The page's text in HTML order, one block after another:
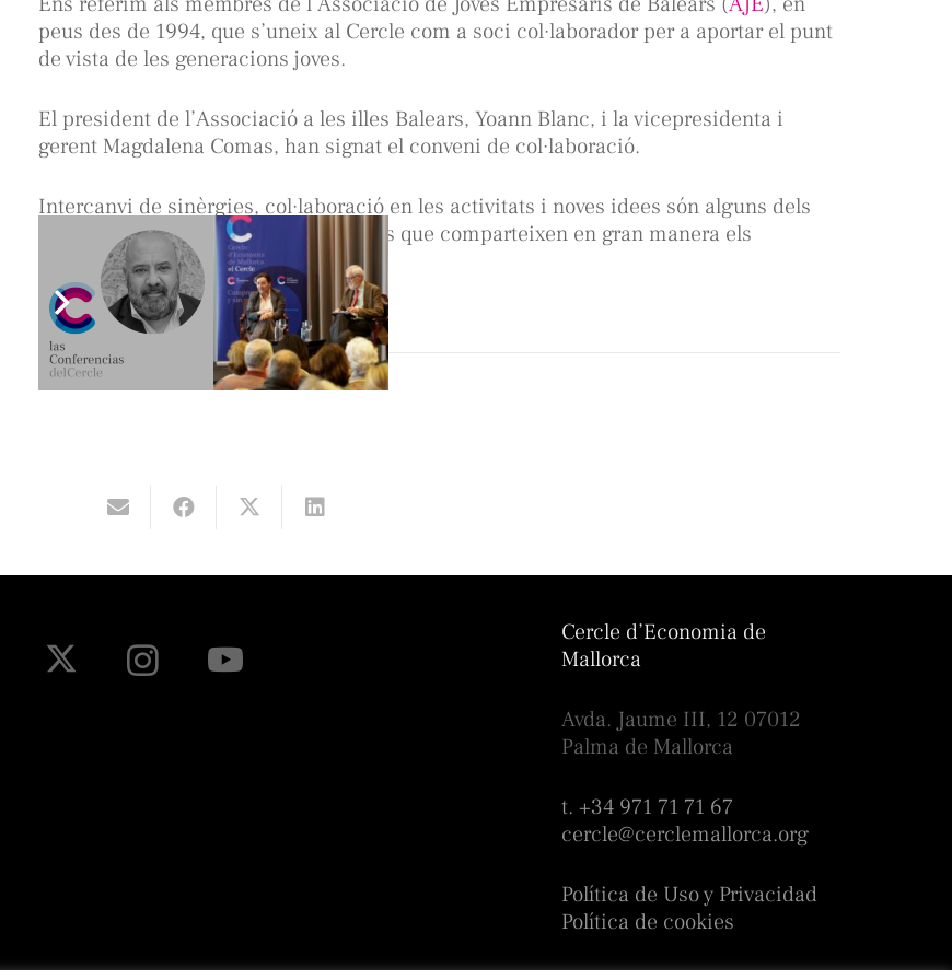
peus des de 1994, que s’uneix al Cercle com a soci col·laborador per a aportar el punt
de vista de les generacions joves.
El president de l’Associació a les illes Balears, Yoann Blanc, i la vicepresidenta i
gerent Magdalena Comas, han signat el conveni de col·laboració.
Intercanvi de sinèrgies, col·laboració en les activitats i noves idees són alguns dels
objectius d’aquesta unió entre entitats que comparteixen en gran manera els
mateixos valors i principis.
Cercle d’Economia de
Mallorca
Avda. Jaume III, 12 07012
Palma de Mallorca
t. +34 971 71 71 67
cercle@cerclemallorca.org
Política de Uso y Privacidad
Política de cookies